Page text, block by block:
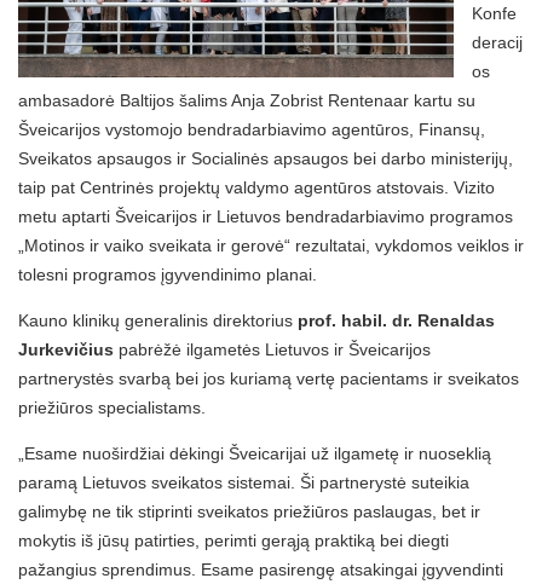
Konfe
deracij
os
ambasadorė Baltijos šalims Anja Zobrist Rentenaar kartu su
Šveicarijos vystomojo bendradarbiavimo agentūros, Finansų,
Sveikatos apsaugos ir Socialinės apsaugos bei darbo ministerijų,
taip pat Centrinės projektų valdymo agentūros atstovais. Vizito
metu aptarti Šveicarijos ir Lietuvos bendradarbiavimo programos
„Motinos ir vaiko sveikata ir gerovė“ rezultatai, vykdomos veiklos ir
tolesni programos įgyvendinimo planai.
Kauno klinikų generalinis direktorius prof. habil. dr. Renaldas
Jurkevičius pabrėžė ilgametės Lietuvos ir Šveicarijos
partnerystės svarbą bei jos kuriamą vertę pacientams ir sveikatos
priežiūros specialistams.
„Esame nuoširdžiai dėkingi Šveicarijai už ilgametę ir nuoseklią
paramą Lietuvos sveikatos sistemai. Ši partnerystė suteikia
galimybę ne tik stiprinti sveikatos priežiūros paslaugas, bet ir
mokytis iš jūsų patirties, perimti gerąją praktiką bei diegti
pažangius sprendimus. Esame pasirengę atsakingai įgyvendinti